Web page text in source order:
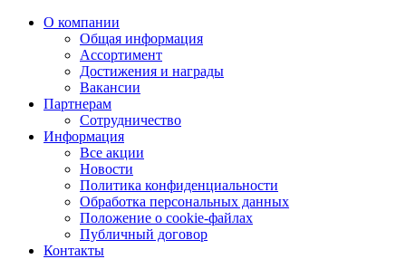
О компании
Общая информация
Ассортимент
Достижения и награды
Вакансии
Партнерам
Сотрудничество
Информация
Все акции
Новости
Политика конфиденциальности
Обработка персональных данных
Положение о cookie-файлах
Публичный договор
Контакты